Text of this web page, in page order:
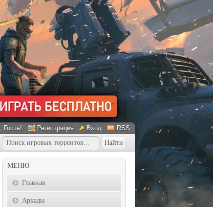
, Гость! Регистрация Вход RSS
МЕНЮ
Главная
Аркады